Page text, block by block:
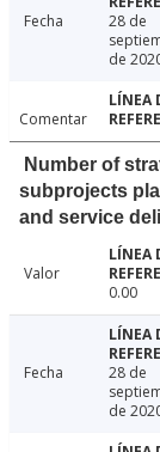
Fecha
28 de
de
Comentar
Number of
subprojects
and service
Valor
0.00
Fecha
28 de
de